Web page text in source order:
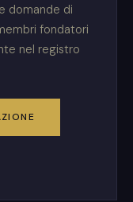
domande di
fondatori
nel registro